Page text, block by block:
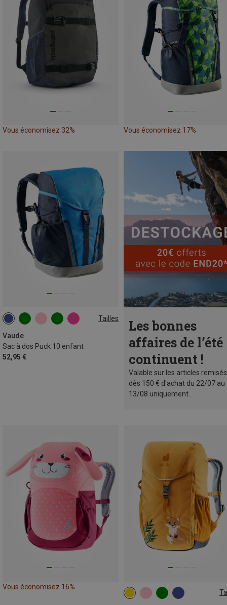
Vous économisez 32% Vous économisez 17%
Tailles
Vaude
Sac à dos Puck 10 enfant
52,95 €
10L
Les bonnes
affaires de l’été
continuent !
Valable sur les articles remisés
dès 150 € d'achat du 22/07 au
13/08 uniquement.
Vous économisez 16%
10L